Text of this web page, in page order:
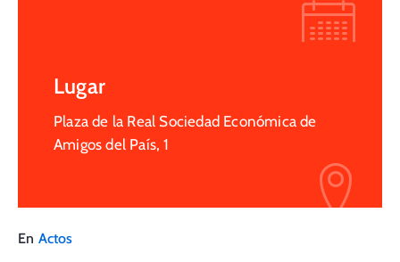
Lugar
Plaza de la Real Sociedad Económica de
Amigos del País, 1
En Actos